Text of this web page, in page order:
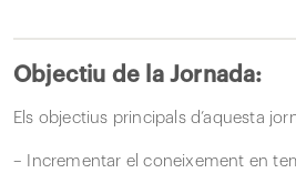
Objectiu de la Jornada:
Els objectius principals d’aquesta
– Incrementar el coneixement en